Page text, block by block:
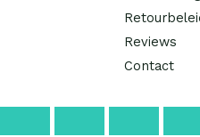
Reviews
Contact